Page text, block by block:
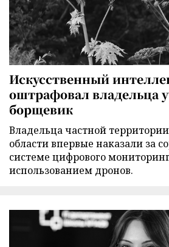
Искусственный
оштрафовал владельца
борщевик
Владельца частной
области впервые наказали за
системе цифрового
использованием дронов.